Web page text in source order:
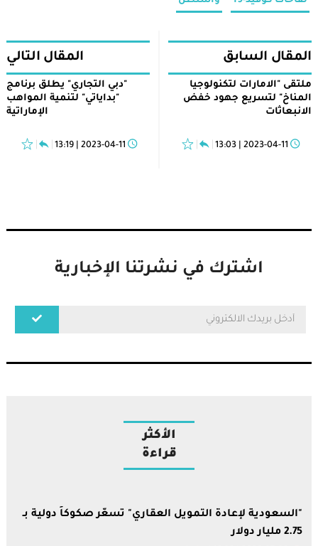
المقال السابق
ملتقى "الامارات لتكنولوجيا
المناخ" لتسريع جهود خفض
الانبعاثات
2023-04-11 | 13:03
المقال التالي
"دبي التجاري" يطلق برنامج
"بداياتي" لتنمية المواهب
الإماراتية
2023-04-11 | 13:19
اشترك في نشرتنا الإخبارية
الأكثر
قراءة
"السعودية لإعادة التمويل العقاري" تسعّر صكوكاً دولية بـ
2.75 مليار دولار